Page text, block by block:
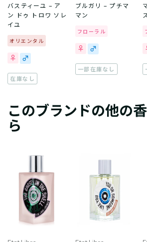
バスティーユ – ア
ン ドゥ トロワ ソレ
イユ
オリエンタル
在庫なし
ブルガリ – プチマ
マン
フローラル
一部在庫なし
このブランドの他の
ら